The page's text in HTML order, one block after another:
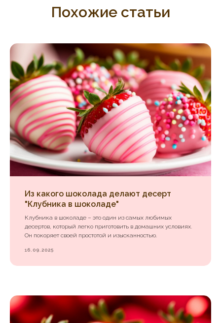
Похожие статьи
Из какого шоколада делают десерт
"Клубника в шоколаде"
Клубника в шоколаде – это один из самых любимых
десертов, который легко приготовить в домашних условиях.
Он покоряет своей простотой и изысканностью.
16.09.2025